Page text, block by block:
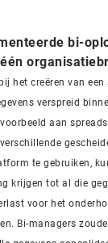
bi-
het creëren van
verspreid
aan
te gebruiken,
krijgen tot al die
voor het
Bi-managers